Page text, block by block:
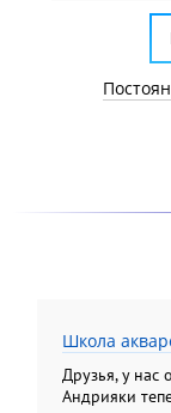
Школа
Друзья, у нас
Андрияки